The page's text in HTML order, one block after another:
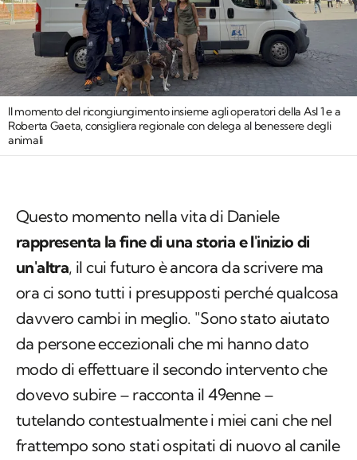
Il momento del ricongiungimento insieme agli operatori della Asl 1 e a
Roberta Gaeta, consigliera regionale con delega al benessere degli
animali
Questo momento nella vita di Daniele
rappresenta la fine di una storia e l'inizio di
un'altra, il cui futuro è ancora da scrivere ma
ora ci sono tutti i presupposti perché qualcosa
davvero cambi in meglio. "Sono stato aiutato
da persone eccezionali che mi hanno dato
modo di effettuare il secondo intervento che
dovevo subire – racconta il 49enne –
tutelando contestualmente i miei cani che nel
frattempo sono stati ospitati di nuovo al canile